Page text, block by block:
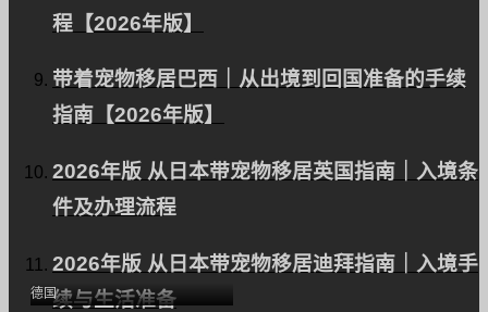
程【2026年版】
带着宠物移居巴西｜从出境到回国准备的手续
指南【2026年版】
2026年版 从日本带宠物移居英国指南｜入境条
件及办理流程
2026年版 从日本带宠物移居迪拜指南｜入境手
续与生活准备
本出口到德国（慕尼黑）
｜海外迁移
德国